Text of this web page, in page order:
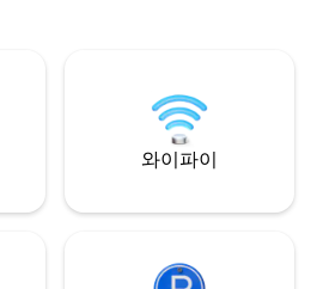
or a good book.
와이파이